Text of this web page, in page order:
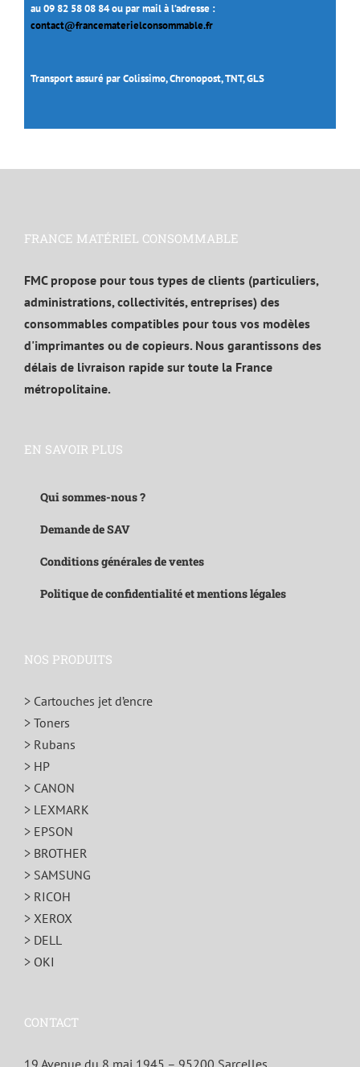
au 09 82 58 08 84 ou par mail à l’adresse :
contact@francematerielconsommable.fr
Transport assuré par Colissimo, Chronopost, TNT, GLS
FRANCE MATÉRIEL CONSOMMABLE
FMC propose pour tous types de clients (particuliers,
administrations, collectivités, entreprises) des
consommables compatibles pour tous vos modèles
d'imprimantes ou de copieurs. Nous garantissons des
délais de livraison rapide sur toute la France
métropolitaine.
EN SAVOIR PLUS
Qui sommes-nous ?
Demande de SAV
Conditions générales de ventes
Politique de confidentialité et mentions légales
NOS PRODUITS
> Cartouches jet d’encre
> Toners
> Rubans
> HP
> CANON
> LEXMARK
> EPSON
> BROTHER
> SAMSUNG
> RICOH
> XEROX
> DELL
> OKI
CONTACT